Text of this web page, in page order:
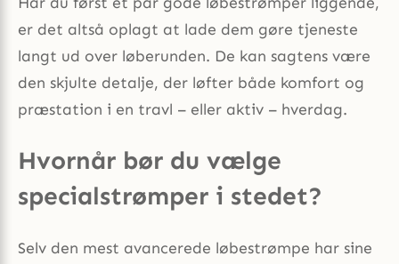
er det altså oplagt at lade dem gøre tjeneste
langt ud over løberunden. De kan sagtens være
den skjulte detalje, der løfter både komfort og
præstation i en travl – eller aktiv – hverdag.
Hvornår bør du vælge
specialstrømper i stedet?
Selv den mest avancerede løbestrømpe har sine